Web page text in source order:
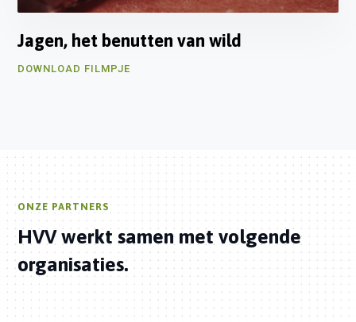
Jagen, het benutten van wild
DOWNLOAD FILMPJE
ONZE PARTNERS
HVV werkt samen met volgende
organisaties.